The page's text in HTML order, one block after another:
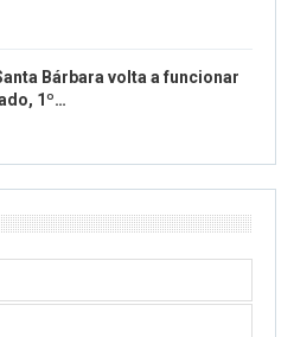
Bárbara volta a funcionar
1º…